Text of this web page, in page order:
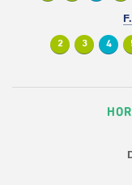
2 3 4